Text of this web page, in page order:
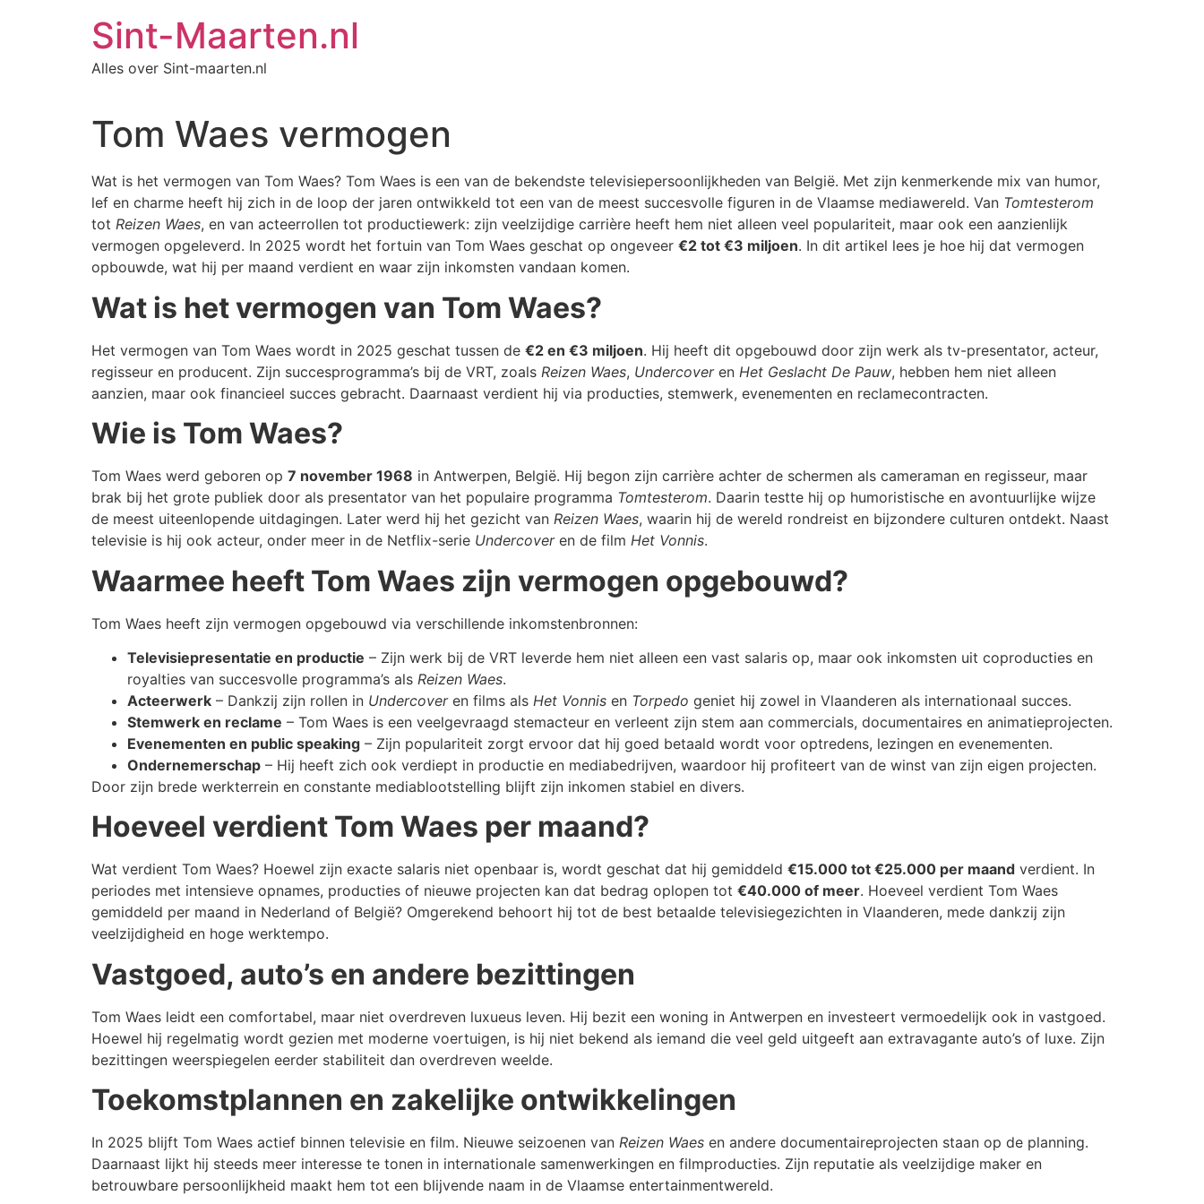
Sint-Maarten.nl
Alles over Sint-maarten.nl
Tom Waes vermogen
Wat is het vermogen van Tom Waes? Tom Waes is een van de bekendste televisiepersoonlijkheden van België. Met zijn kenmerkende mix van humor,
lef en charme heeft hij zich in de loop der jaren ontwikkeld tot een van de meest succesvolle figuren in de Vlaamse mediawereld. Van Tomtesterom
tot Reizen Waes, en van acteerrollen tot productiewerk: zijn veelzijdige carrière heeft hem niet alleen veel populariteit, maar ook een aanzienlijk
vermogen opgeleverd. In 2025 wordt het fortuin van Tom Waes geschat op ongeveer €2 tot €3 miljoen. In dit artikel lees je hoe hij dat vermogen
opbouwde, wat hij per maand verdient en waar zijn inkomsten vandaan komen.
Wat is het vermogen van Tom Waes?
Het vermogen van Tom Waes wordt in 2025 geschat tussen de €2 en €3 miljoen. Hij heeft dit opgebouwd door zijn werk als tv-presentator, acteur,
regisseur en producent. Zijn succesprogramma’s bij de VRT, zoals Reizen Waes, Undercoveren Het Geslacht De Pauw, hebben hem niet alleen
aanzien, maar ook financieel succes gebracht. Daarnaast verdient hij via producties, stemwerk, evenementen en reclamecontracten.
Wie is Tom Waes?
Tom Waes werd geboren op 7 november 1968 in Antwerpen, België. Hij begon zijn carrière achter de schermen als cameraman en regisseur, maar
brak bij het grote publiek door als presentator van het populaire programma Tomtesterom. Daarin testte hij op humoristische en avontuurlijke wijze
de meest uiteenlopende uitdagingen. Later werd hij het gezicht van Reizen Waes, waarin hij de wereld rondreist en bijzondere culturen ontdekt. Naast
televisie is hij ook acteur, onder meer in de Netflix-serie Undercoveren de film Het Vonnis.
Waarmee heeft Tom Waes zijn vermogen opgebouwd?
Tom Waes heeft zijn vermogen opgebouwd via verschillende inkomstenbronnen:
Televisiepresentatie en productie – Zijn werk bij de VRT leverde hem niet alleen een vast salaris op, maar ook inkomsten uit coproducties en
royalties van succesvolle programma’s als Reizen Waes.
Acteerwerk – Dankzij zijn rollen in Undercoveren films als Het Vonnis en Torpedo geniet hij zowel in Vlaanderen als internationaal succes.
Stemwerk en reclame – Tom Waes is een veelgevraagd stemacteur en verleent zijn stem aan commercials, documentaires en animatieprojecten.
Evenementen en public speaking – Zijn populariteit zorgt ervoor dat hij goed betaald wordt voor optredens, lezingen en evenementen.
Ondernemerschap – Hij heeft zich ook verdiept in productie en mediabedrijven, waardoor hij profiteert van de winst van zijn eigen projecten.
Door zijn brede werkterrein en constante mediablootstelling blijft zijn inkomen stabiel en divers.
Hoeveel verdient Tom Waes per maand?
Wat verdient Tom Waes? Hoewel zijn exacte salaris niet openbaar is, wordt geschat dat hij gemiddeld €15.000 tot €25.000 per maand verdient. In
periodes met intensieve opnames, producties of nieuwe projecten kan dat bedrag oplopen tot €40.000 of meer. Hoeveel verdient Tom Waes
gemiddeld per maand in Nederland of België? Omgerekend behoort hij tot de best betaalde televisiegezichten in Vlaanderen, mede dankzij zijn
veelzijdigheid en hoge werktempo.
Vastgoed, auto’s en andere bezittingen
Tom Waes leidt een comfortabel, maar niet overdreven luxueus leven. Hij bezit een woning in Antwerpen en investeert vermoedelijk ook in vastgoed.
Hoewel hij regelmatig wordt gezien met moderne voertuigen, is hij niet bekend als iemand die veel geld uitgeeft aan extravagante auto’s of luxe. Zijn
bezittingen weerspiegelen eerder stabiliteit dan overdreven weelde.
Toekomstplannen en zakelijke ontwikkelingen
In 2025 blijft Tom Waes actief binnen televisie en film. Nieuwe seizoenen van Reizen Waes en andere documentaireprojecten staan op de planning.
Daarnaast lijkt hij steeds meer interesse te tonen in internationale samenwerkingen en filmproducties. Zijn reputatie als veelzijdige maker en
betrouwbare persoonlijkheid maakt hem tot een blijvende naam in de Vlaamse entertainmentwereld.